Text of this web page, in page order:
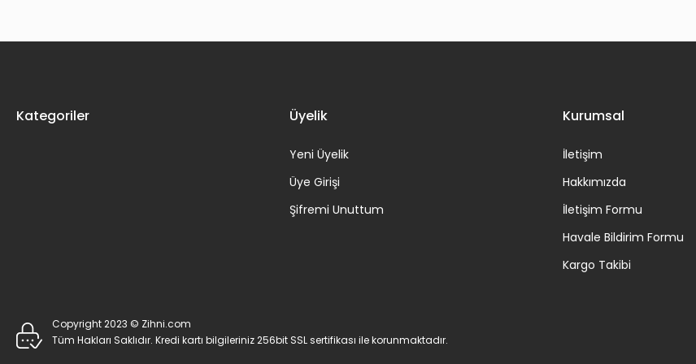
Kategoriler Üyelik
Yeni Üyelik
Üye Girişi
Şifremi Unuttum
Kurumsal
İletişim
Hakkımızda
İletişim Formu
Havale Bildirim Formu
Kargo Takibi
Copyright 2023 © Zihni.com
Tüm Hakları Saklıdır. Kredi kartı bilgileriniz 256bit SSL sertifikası ile korunmaktadır.